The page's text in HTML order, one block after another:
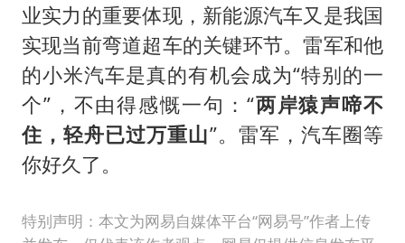
业实力的重要体现，新能源汽车又是我国
实现当前弯道超车的关键环节。雷军和他
的小米汽车是真的有机会成为“特别的一
个”，不由得感慨一句：“两岸猿声啼不
住，轻舟已过万重山”。雷军，汽车圈等
你好久了。
特别声明：本文为网易自媒体平台“网易号”作者上传